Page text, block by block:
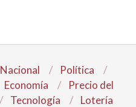
Nacional
Política
Economía
Precio del
Tecnología
Lotería